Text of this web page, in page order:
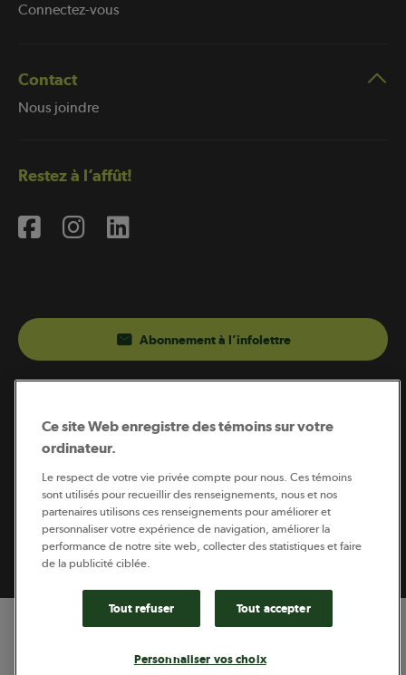
Connectez-vous
Contact
Nous joindre
Restez à l’affût!
Abonnement à l’infolettre
Il est l’outil d’information de la coopération agricole
québécoise.
Footer
legal
Politique de vie privée
© 2026 - Coopérateur - Tous droits réservés
Ce site Web enregistre des témoins sur votre
ordinateur.
Le respect de votre vie privée compte pour nous. Ces témoins
sont utilisés pour recueillir des renseignements, nous et nos
partenaires utilisons ces renseignements pour améliorer et
personnaliser votre expérience de navigation, améliorer la
performance de notre site web, collecter des statistiques et faire
de la publicité ciblée.
Tout refuser Tout accepter
Personnaliser vos choix